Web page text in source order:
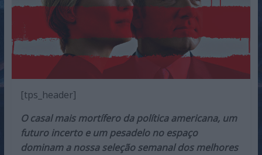
[tps_header]
O casal mais mortífero da política americana, um
futuro incerto e um pesadelo no espaço
dominam a nossa seleção semanal dos melhores